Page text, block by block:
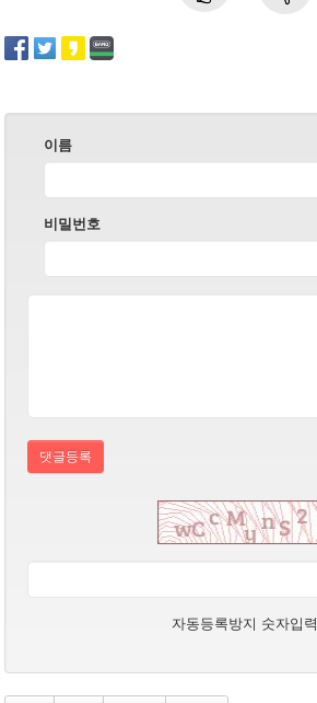
이름
비밀번호
댓글등록
자동등록방지 숫자입력